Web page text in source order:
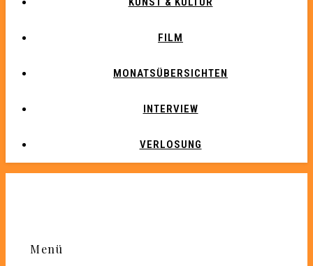
FILM
MONATSÜBERSICHTEN
INTERVIEW
VERLOSUNG
Menü